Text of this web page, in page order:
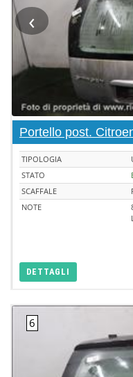
‹
Portello post.
TIPOLOGIA
STATO
SCAFFALE
NOTE
DETTAGLI